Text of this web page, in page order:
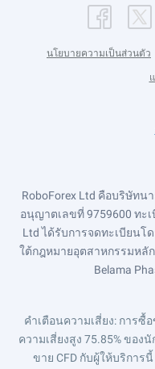
นโยบายความเป็นส่วนตัว
RoboForex Ltd คือบริษัทน
อนุญาตเลขที่ 9759600 ทะเ
Ltd ได้รับการจดทะเบียนโด
ใต้กฎหมายอุตสาหกรรมหลัก
Belama
คำเตือนความเสี่ยง: การซื้
ความเสี่ยงสูง 75.85% ของ
ขาย CFD กับผู้ให้บริกา